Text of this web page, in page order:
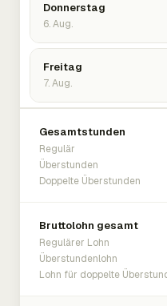
Donnerstag
6. Aug.
Freitag
7. Aug.
Gesamtstunden
Regulär
Überstunden
Doppelte Überstunden
Bruttolohn gesamt
Regulärer Lohn
Überstundenlohn
Lohn für doppelte